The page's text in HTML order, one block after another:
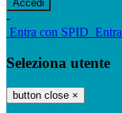
-
Entra con SPID
Seleziona utente
button close ×